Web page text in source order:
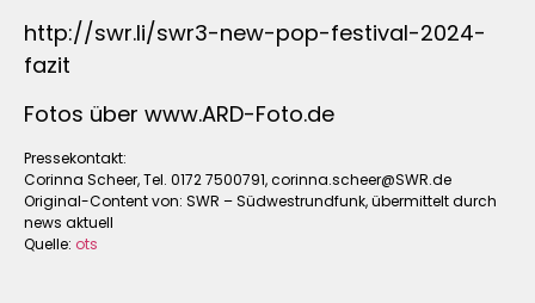
http://swr.li/swr3-new-pop-festival-2024-
fazit
Fotos über www.ARD-Foto.de
Pressekontakt:
Corinna Scheer, Tel. 0172 7500791,corinna.scheer@SWR.de
Original-Content von: SWR – Südwestrundfunk, übermittelt durch
news aktuell
Quelle: ots